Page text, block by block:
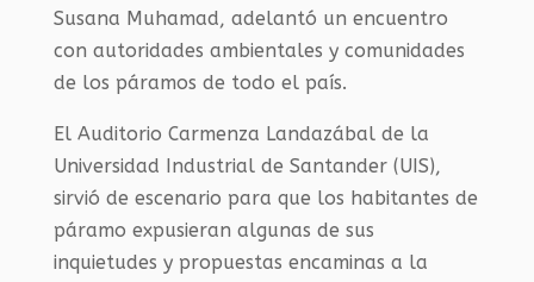
Susana Muhamad, adelantó un encuentro
con autoridades ambientales y comunidades
de los páramos de todo el país.
El Auditorio Carmenza Landazábal de la
Universidad Industrial de Santander (UIS),
sirvió de escenario para que los habitantes de
páramo expusieran algunas de sus
inquietudes y propuestas encaminas a la